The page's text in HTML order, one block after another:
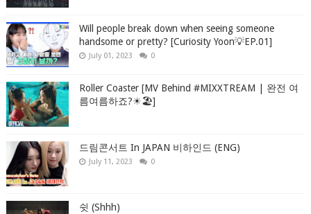
Will people break down when seeing someone
handsome or pretty? [Curiosity Yoon💡EP.01]
July 01, 2023 0
Roller Coaster [MV Behind #MIXXTREAM | 완전 여
름여름하죠?☀🏖]
드림콘서트 In JAPAN 비하인드 (ENG)
July 11, 2023 0
쉿 (Shhh)